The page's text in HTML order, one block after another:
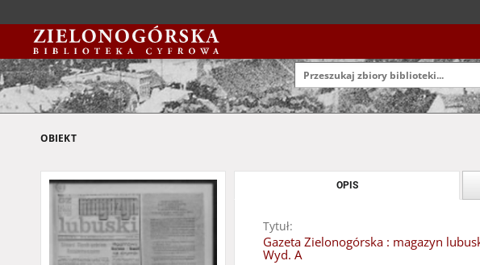
OBIEKT
OPIS
Tytuł:
Gazeta Zielonogórska : magazyn
Wyd. A